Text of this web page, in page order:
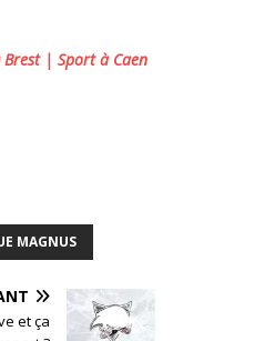
Brest | Sport à Caen
MAGNUS
et ça